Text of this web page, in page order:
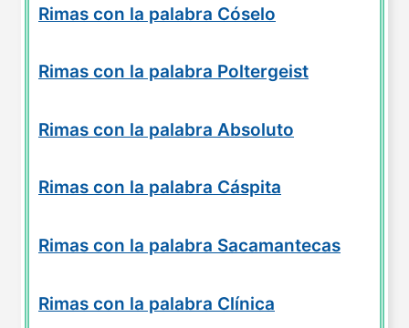
Rimas con la palabra Cóselo
Rimas con la palabra Poltergeist
Rimas con la palabra Absoluto
Rimas con la palabra Cáspita
Rimas con la palabra Sacamantecas
Rimas con la palabra Clínica